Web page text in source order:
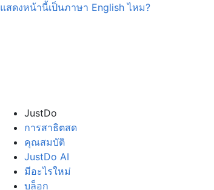
แสดงหน้านี้เป็นภาษา Englishไหม?
JustDo
การสาธิตสด
คุณสมบัติ
JustDo AI
มีอะไรใหม่
บล็อก